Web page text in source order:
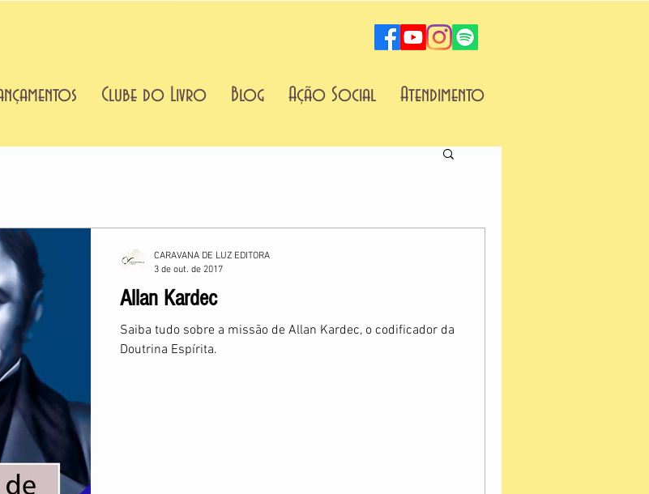
Clube do Livro Blog Ação Social Atendimento
Allan Kardec
Saiba tudo sobre a missão de Allan Kardec, o codificador da
Doutrina Espírita.
CARAVANA DE LUZ EDITORA
3 de out. de 2017